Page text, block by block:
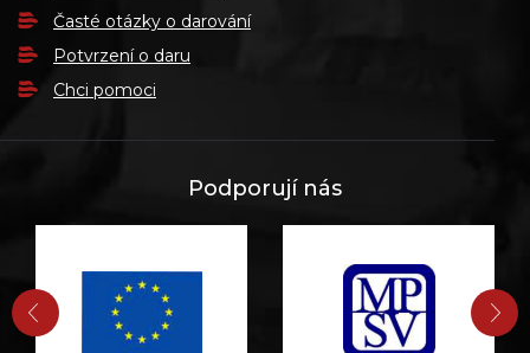
Časté otázky o darování
Potvrzení o daru
Chci pomoci
Podporují nás
PŘEDCHOZÍ